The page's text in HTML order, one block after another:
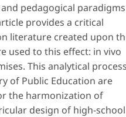
pedagogical paradigms
provides a critical
literature created upon
used to this effect: in vivo
This analytical
of Public Education are
the harmonization of
design of high-school